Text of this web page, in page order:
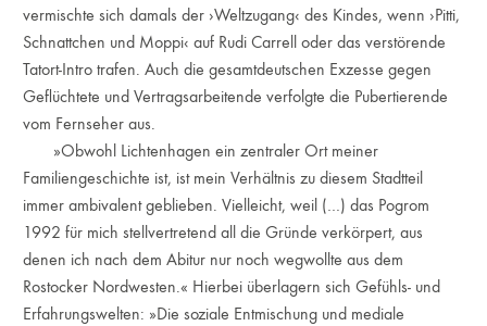
vermischte sich damals der ›Weltzugang‹ des Kindes, wenn ›Pitti,
Schnattchen und Moppi‹ auf Rudi Carrell oder das verstörende
Tatort-Intro trafen. Auch die gesamtdeutschen Exzesse gegen
Geflüchtete und Vertragsarbeitende verfolgte die Pubertierende
vom Fernseher aus.
»Obwohl Lichtenhagen ein zentraler Ort meiner
Familiengeschichte ist, ist mein Verhältnis zu diesem Stadtteil
immer ambivalent geblieben. Vielleicht, weil (…) das Pogrom
1992 für mich stellvertretend all die Gründe verkörpert, aus
denen ich nach dem Abitur nur noch wegwollte aus dem
Rostocker Nordwesten.« Hierbei überlagern sich Gefühls- und
Erfahrungswelten: »Die soziale Entmischung und mediale